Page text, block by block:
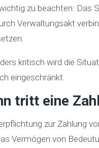
zu beachten: Das
Verwaltungsakt
kritisch wird die
eingeschränkt.
tritt eine
zur Zahlung
Vermögen von